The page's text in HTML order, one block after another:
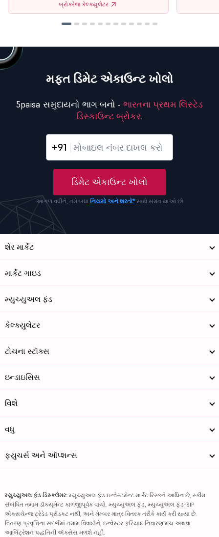
બ્રોકરેજ કેલ્ક્યુલેટર
મફત ડિમેટ એકાઉન્ટ ખોલો
5paisa સમુદાયનો ભાગ બનો - ભારતના પ્રથમ લિસ્ટેડ
ડિસ્કાઉન્ટ બ્રોકર.
+91
ડિમેટ એકાઉન્ટ ખોલો
આગળ વધીને, તમે બધા નિયમો અને શરતો*સાથે સંમત થાઓ છો
શેર માર્કેટ
માર્કેટ ગાઇડ
મ્યુચ્યુઅલ ફંડ
કેલ્ક્યુલેટર
ટોચના સ્ટૉક્સ
ઇન્ડાઇસિસ
વિશે
વધુ
ફ્યુચર્સ અને ઑપ્શન્સ
મ્યુચ્યુઅલ ફંડ ડિસ્ક્લેમર: મ્યુચ્યુઅલ ફંડ ઇન્વેસ્ટમેન્ટ માર્કેટ રિસ્કને આધિન છે, સ્કીમ
સંબંધિત તમામ ડૉક્યૂમેન્ટ કાળજીપૂર્વક વાંચો. મ્યુચ્યુઅલ ફંડ, મ્યુચ્યુઅલ ફંડ-SIP
એક્સચેન્જ ટ્રેડેડ પ્રૉડક્ટ નથી, અને મેમ્બર માત્ર વિતરક તરીકે કાર્ય કરી રહ્યા છે.
વિતરણ પ્રવૃત્તિના સંદર્ભમાં તમામ વિવાદોને, ઇન્વેસ્ટર ફરિયાદ નિવારણ મંચ અથવા
આર્બિટ્રેશન પદ્ધતિની ઍક્સેસ મળશે નહીં.